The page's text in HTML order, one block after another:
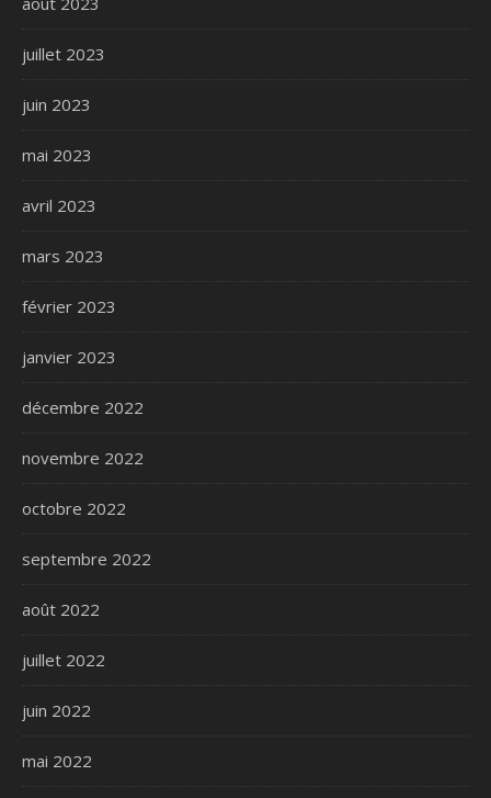
juillet 2023
juin 2023
mai 2023
avril 2023
mars 2023
février 2023
janvier 2023
décembre 2022
novembre 2022
octobre 2022
septembre 2022
août 2022
juillet 2022
juin 2022
mai 2022